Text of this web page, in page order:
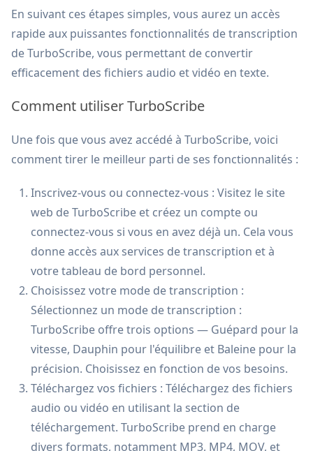
En suivant ces étapes simples, vous aurez un accès
rapide aux puissantes fonctionnalités de transcription
de TurboScribe, vous permettant de convertir
efficacement des fichiers audio et vidéo en texte.
Comment utiliser TurboScribe
Une fois que vous avez accédé à TurboScribe, voici
comment tirer le meilleur parti de ses fonctionnalités :
Inscrivez-vous ou connectez-vous : Visitez le site
web de TurboScribe et créez un compte ou
connectez-vous si vous en avez déjà un. Cela vous
donne accès aux services de transcription et à
votre tableau de bord personnel.
Choisissez votre mode de transcription :
Sélectionnez un mode de transcription :
TurboScribe offre trois options — Guépard pour la
vitesse, Dauphin pour l'équilibre et Baleine pour la
précision. Choisissez en fonction de vos besoins.
Téléchargez vos fichiers : Téléchargez des fichiers
audio ou vidéo en utilisant la section de
téléchargement. TurboScribe prend en charge
divers formats, notamment MP3, MP4, MOV, et